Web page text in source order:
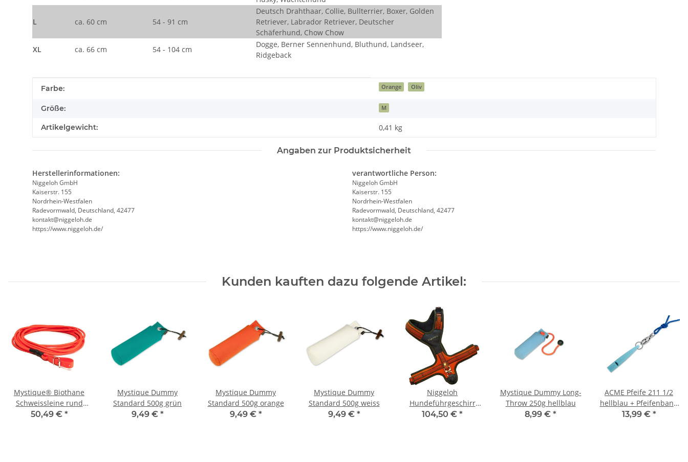
L ca. 60 cm 54 - 91 cm
Deutsch Drahthaar, Collie, Bullterrier, Boxer, Golden
Retriever, Labrador Retriever, Deutscher
Schäferhund, Chow Chow
XL
ca. 66 cm 54 - 104 cm
Dogge, Berner Sennenhund, Bluthund, Landseer,
Ridgeback
Produkteigenschaft
Wert
Farbe: Orange Oliv
Größe: M
Artikelgewicht: 0,41 kg
Angaben zur Produktsicherheit
Herstellerinformationen:
Niggeloh GmbH
Kaiserstr. 155
Nordrhein-Westfalen
Radevormwald, Deutschland, 42477
kontakt@niggeloh.de
https://www.niggeloh.de/
verantwortliche Person:
Niggeloh GmbH
Kaiserstr. 155
Nordrhein-Westfalen
Radevormwald, Deutschland, 42477
kontakt@niggeloh.de
https://www.niggeloh.de/
Kunden kauften dazu folgende Artikel:
Mystique® Biothane
Schweissleine rund
8mm 10m neon orange
50,49 € *
Mystique Dummy
Standard 500g grün
9,49 € *
Mystique Dummy
Standard 500g orange
9,49 € *
Mystique Dummy
Standard 500g weiss
9,49 € *
Niggeloh
Hundeführgeschirr
FOLLOW olive / orange
104,50 € *
Mystique Dummy Long-
Throw 250g hellblau
8,99 € *
ACME Pfeife 211 1/2
hellblau + Pfeifenband
kostenlos
13,99 € *